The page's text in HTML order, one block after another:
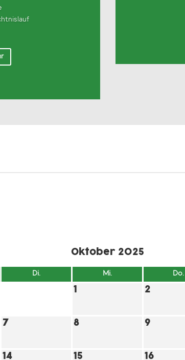
Oktober 2025
Di. Mi. Do.
1 2
7 8 9
14 15 16